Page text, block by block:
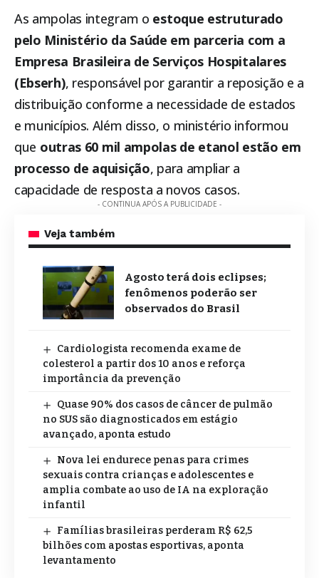
As ampolas integram o estoque estruturado
pelo Ministério da Saúde em parceria com a
Empresa Brasileira de Serviços Hospitalares
(Ebserh), responsável por garantir a reposição e a
distribuição conforme a necessidade de estados
e municípios. Além disso, o ministério informou
que outras 60 mil ampolas de etanol estão em
processo de aquisição, para ampliar a
capacidade de resposta a novos casos.
- CONTINUA APÓS A PUBLICIDADE -
Veja também
Agosto terá dois eclipses;
fenômenos poderão ser
observados do Brasil
Cardiologista recomenda exame de
colesterol a partir dos 10 anos e reforça
importância da prevenção
Quase 90% dos casos de câncer de pulmão
no SUS são diagnosticados em estágio
avançado, aponta estudo
Nova lei endurece penas para crimes
sexuais contra crianças e adolescentes e
amplia combate ao uso de IA na exploração
infantil
Famílias brasileiras perderam R$ 62,5
bilhões com apostas esportivas, aponta
levantamento